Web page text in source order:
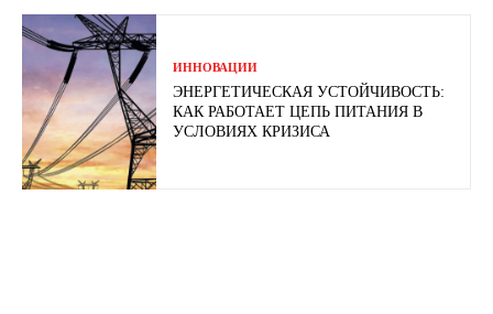
ИННОВАЦИИ
ЭНЕРГЕТИЧЕСКАЯ УСТОЙЧИВОСТЬ:
КАК РАБОТАЕТ ЦЕПЬ ПИТАНИЯ В
УСЛОВИЯХ КРИЗИСА